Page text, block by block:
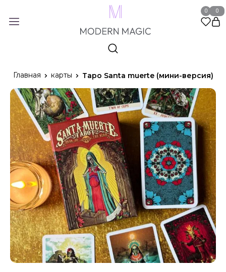
0 0
Главная карты Таро Santa muerte (мини-версия)